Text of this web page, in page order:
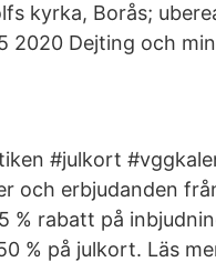
kyrka, Borås;
2020 Dejting och
#julkort
och erbjudanden
% rabatt på
% på julkort. Läs